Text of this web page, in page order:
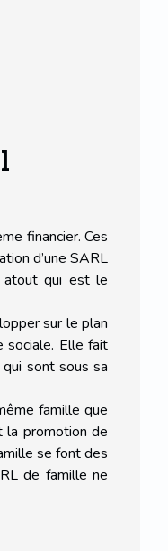
financier. Ces
d’une SARL
atout qui est le
sur le plan
sociale. Elle fait
sont sous sa
famille que
la promotion de
se font des
de famille ne